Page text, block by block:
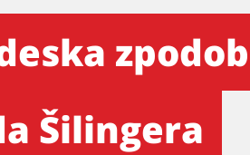
Šilingera